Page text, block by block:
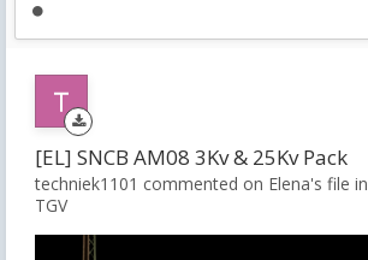
[EL] SNCB AM08 3Kv & 25Kv Pack
techniek1101 commented on Elena's file in
TGV